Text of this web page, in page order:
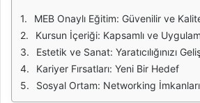
MEB Onaylı Eğitim: Güvenilir ve
Kursun İçeriği: Kapsamlı ve
Estetik ve Sanat: Yaratıcılığınızı
Kariyer Fırsatları: Yeni Bir Hedef
Sosyal Ortam: Networking İmkanları